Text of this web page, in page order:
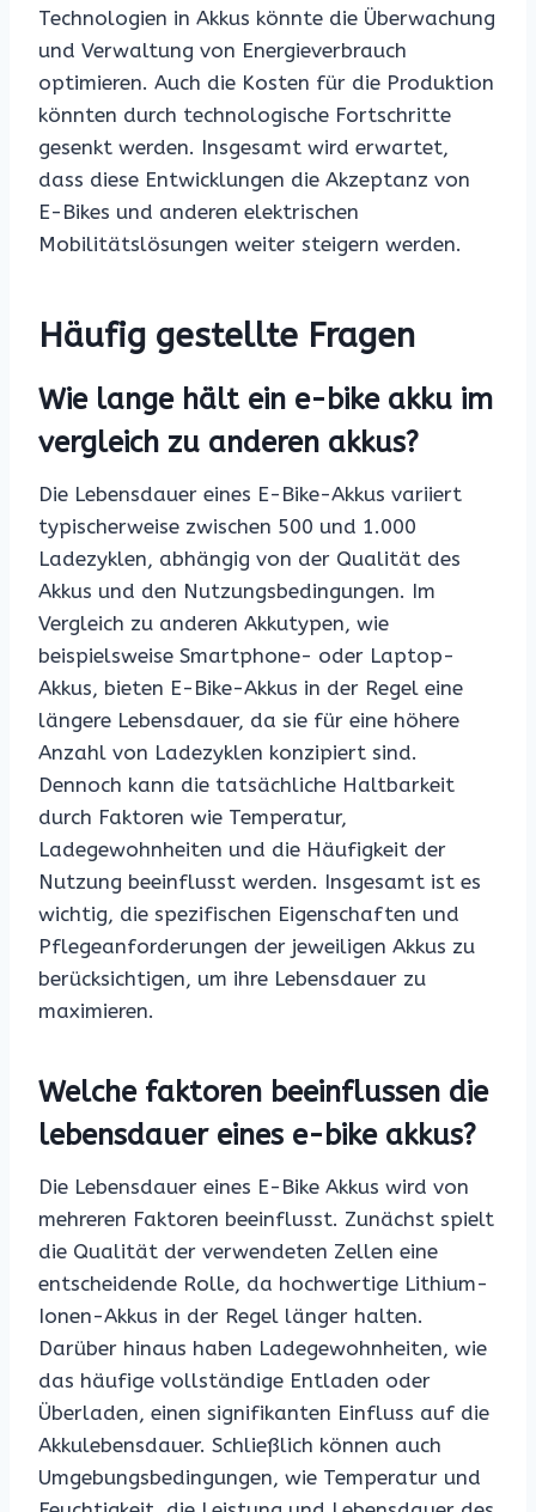
Technologien in Akkus könnte die Überwachung
und Verwaltung von Energieverbrauch
optimieren. Auch die Kosten für die Produktion
könnten durch technologische Fortschritte
gesenkt werden. Insgesamt wird erwartet,
dass diese Entwicklungen die Akzeptanz von
E-Bikes und anderen elektrischen
Mobilitätslösungen weiter steigern werden.
Häufig gestellte Fragen
Wie lange hält ein e-bike akku im
vergleich zu anderen akkus?
Die Lebensdauer eines E-Bike-Akkus variiert
typischerweise zwischen 500 und 1.000
Ladezyklen, abhängig von der Qualität des
Akkus und den Nutzungsbedingungen. Im
Vergleich zu anderen Akkutypen, wie
beispielsweise Smartphone- oder Laptop-
Akkus, bieten E-Bike-Akkus in der Regel eine
längere Lebensdauer, da sie für eine höhere
Anzahl von Ladezyklen konzipiert sind.
Dennoch kann die tatsächliche Haltbarkeit
durch Faktoren wie Temperatur,
Ladegewohnheiten und die Häufigkeit der
Nutzung beeinflusst werden. Insgesamt ist es
wichtig, die spezifischen Eigenschaften und
Pflegeanforderungen der jeweiligen Akkus zu
berücksichtigen, um ihre Lebensdauer zu
maximieren.
Welche faktoren beeinflussen die
lebensdauer eines e-bike akkus?
Die Lebensdauer eines E-Bike Akkus wird von
mehreren Faktoren beeinflusst. Zunächst spielt
die Qualität der verwendeten Zellen eine
entscheidende Rolle, da hochwertige Lithium-
Ionen-Akkus in der Regel länger halten.
Darüber hinaus haben Ladegewohnheiten, wie
das häufige vollständige Entladen oder
Überladen, einen signifikanten Einfluss auf die
Akkulebensdauer. Schließlich können auch
Umgebungsbedingungen, wie Temperatur und